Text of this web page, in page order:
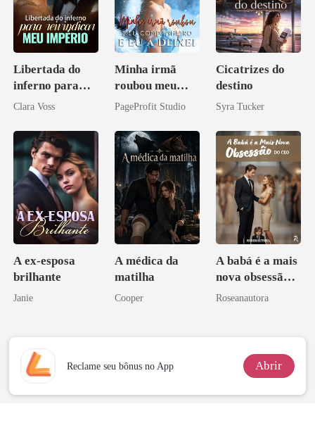
Libertada do
inferno para
reivindicar meu
Clara Voss
Minha irmã
roubou meu
companheiro e
PageProfit Studio
Cicatrizes do
destino
Syra Tucker
A ex-esposa
brilhante
Janie
A médica da
matilha
Cooper
A babá é a mais
nova obsessão
do CEO
Roseanautora
Reclame seu bônus no App Abrir